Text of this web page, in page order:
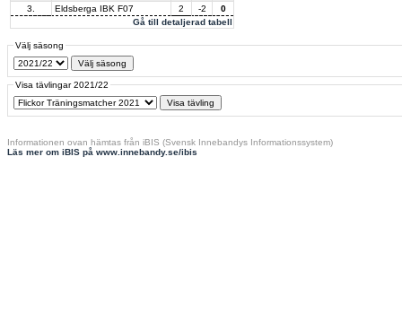
Gå till detaljerad tabell
3.
Eldsberga IBK F07 2 -2 0
Välj säsong
Visa tävlingar 2021/22
Informationen ovan hämtas från iBIS (Svensk Innebandys Informationssystem)
Läs mer om iBIS på www.innebandy.se/ibis